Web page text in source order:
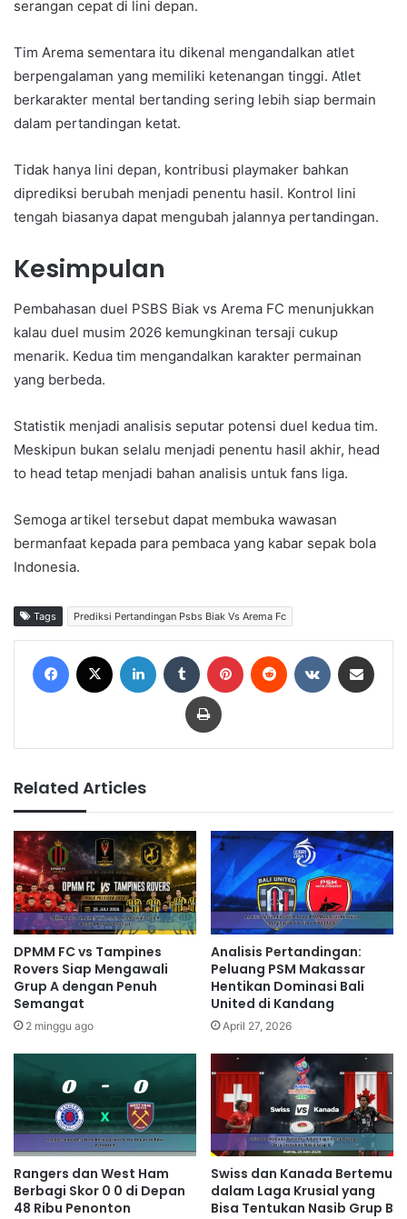
serangan cepat di lini depan.
Tim Arema sementara itu dikenal mengandalkan atlet
berpengalaman yang memiliki ketenangan tinggi. Atlet
berkarakter mental bertanding sering lebih siap bermain
dalam pertandingan ketat.
Tidak hanya lini depan, kontribusi playmaker bahkan
diprediksi berubah menjadi penentu hasil. Kontrol lini
tengah biasanya dapat mengubah jalannya pertandingan.
Kesimpulan
Pembahasan duel PSBS Biak vs Arema FC menunjukkan
kalau duel musim 2026 kemungkinan tersaji cukup
menarik. Kedua tim mengandalkan karakter permainan
yang berbeda.
Statistik menjadi analisis seputar potensi duel kedua tim.
Meskipun bukan selalu menjadi penentu hasil akhir, head
to head tetap menjadi bahan analisis untuk fans liga.
Semoga artikel tersebut dapat membuka wawasan
bermanfaat kepada para pembaca yang kabar sepak bola
Indonesia.
Tags Prediksi Pertandingan Psbs Biak Vs Arema Fc
Print
Related Articles
DPMM FC vs Tampines
Rovers Siap Mengawali
Grup A dengan Penuh
Semangat
2 minggu ago
Analisis Pertandingan:
Peluang PSM Makassar
Hentikan Dominasi Bali
United di Kandang
April 27, 2026
Rangers dan West Ham
Berbagi Skor 0 0 di Depan
48 Ribu Penonton
Swiss dan Kanada Bertemu
dalam Laga Krusial yang
Bisa Tentukan Nasib Grup B